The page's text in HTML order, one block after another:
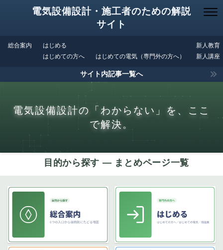
電気設備設計・施工者のための解説
サイト
総合案内
はじめる
はじめての方へ
はじめての電気（専門外の方へ）
新人教育
新人講座
サイト内記事一覧へ
電気設備設計の「わからない」を、ここ
で解決。